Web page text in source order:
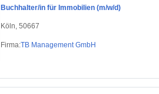
Buchhalter/in für Immobilien (m/w/d)
Köln, 50667
Firma:TB Management GmbH